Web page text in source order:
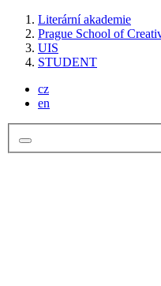
Literární akademie
Prague School of
UIS
STUDENT
cz
en